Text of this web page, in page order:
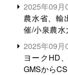
2025年09月
農水省、輸
催/小泉農
る。米増産
2025年09月
ヨークHD
GMSから